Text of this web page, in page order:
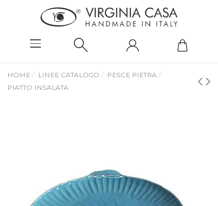
HOME LINEE CATALOGO
PESCE PIETRA
PIATTO INSALATA